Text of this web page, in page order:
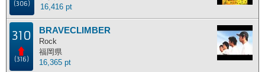
(306)
16,416 pt
310
(316)
BRAVECLIMBER
Rock
福岡県
16,365 pt